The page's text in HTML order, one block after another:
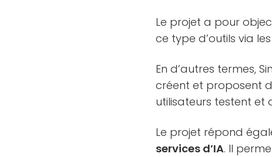
Le projet a pour
ce type d’outils via
En d’autres termes,
créent et proposent
utilisateurs testent et
Le projet répond
services d’IA. Il